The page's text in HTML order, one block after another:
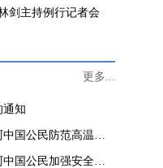
剑主持例行记者会
更多...
通知
国公民防范高温酷
国公民加强安全防